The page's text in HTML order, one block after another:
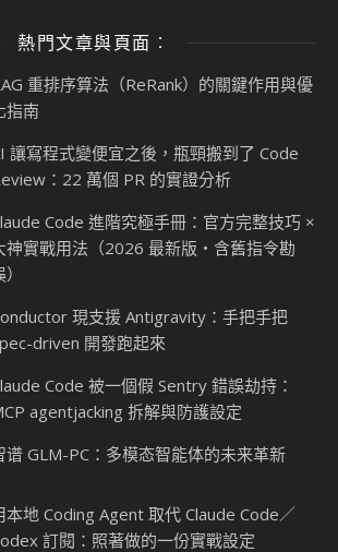
熱門文章與頁面︰
重排序算法（ReRank）的關鍵作用與優
指南
讓寫程式變便宜之後，瓶頸搬到了 Code
：22 萬個 PR 的實證分析
Code 進階究極手冊：官方完整技巧 ×
神實戰用法（2026 最新版・含舊指令勘
現支援 Antigravity：手把手把
driven 開發跑起來
Code 被一個假 Sentry 錯誤劫持：
agentjacking 拆解與防護設定
谱 GLM-PC：多模态智能体的未来革新
本地 Coding Agent 取代 Claude Code／
訂閱：照著做的一份實戰設定